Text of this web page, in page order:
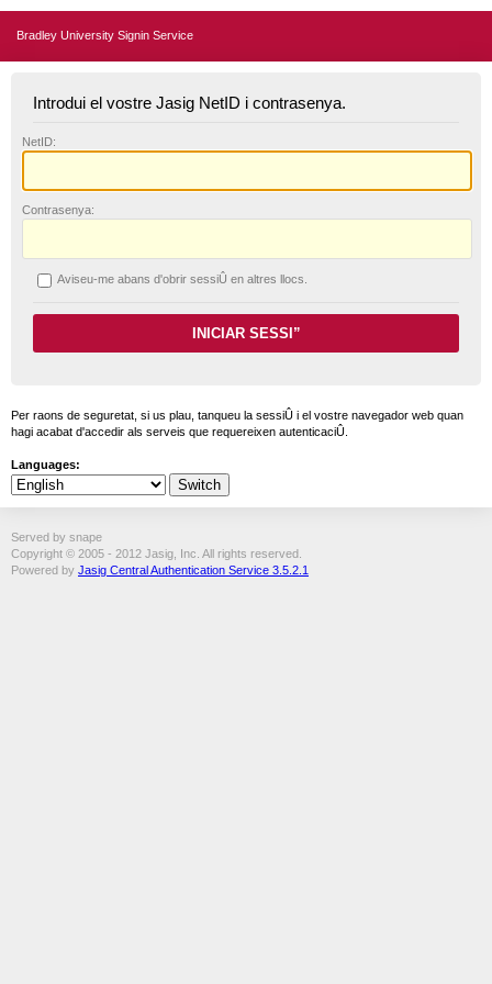
Bradley University Signin Service
Introdui el vostre Jasig NetID i contrasenya.
NetID:
Contrasenya:
Aviseu-me abans d'obrir sessiÛ en altres llocs.
Per raons de seguretat, si us plau, tanqueu la sessiÛ i el vostre navegador web quan
hagi acabat d'accedir als serveis que requereixen autenticaciÛ.
Languages:
Served by snape
Copyright © 2005 - 2012 Jasig, Inc. All rights reserved.
Powered by Jasig Central Authentication Service 3.5.2.1